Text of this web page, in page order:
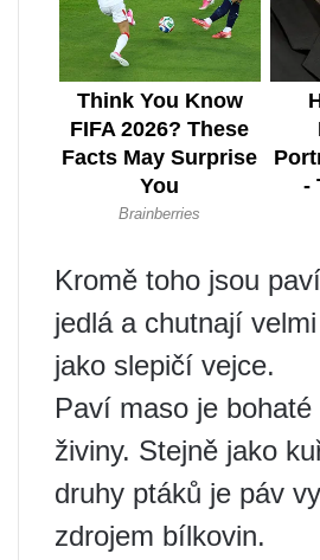
Kromě toho jsou
jedlá a chutnají
jako slepičí vejce.
Paví maso je bohaté
živiny. Stejně jako
druhy ptáků je páv
zdrojem bílkovin.